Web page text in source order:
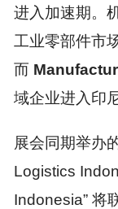
进入加速期。
工业零部件市
而
域企业进入印
展会同期举办
Logistics
Indonesia” 将